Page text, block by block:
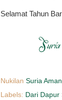
Selamat Tahun
Nukilan Suria
Labels: Dari Dapur